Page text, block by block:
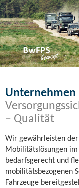
Unternehmen
– Qualität
Wir gewährleisten
Mobilitätslösungen
bedarfsgerecht und
mobilitätsbezogenen
Fahrzeuge